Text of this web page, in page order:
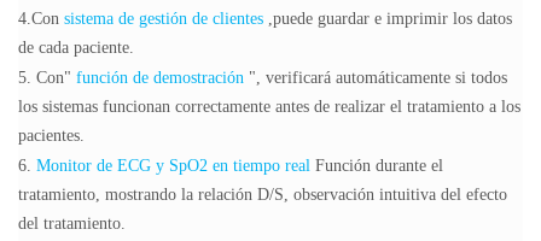
4.Con sistema de gestión de clientes ,puede guardar e imprimir los datos
de cada paciente.
5. Con" función de demostración ", verificará automáticamente si todos
los sistemas funcionan correctamente antes de realizar el tratamiento a los
pacientes.
6. Monitor de ECG y SpO2 en tiempo real Función durante el
tratamiento, mostrando la relación D/S, observación intuitiva del efecto
del tratamiento.